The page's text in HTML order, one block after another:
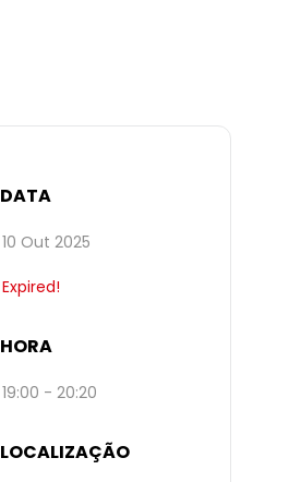
DATA
10 Out 2025
Expired!
HORA
19:00 - 20:20
LOCALIZAÇÃO